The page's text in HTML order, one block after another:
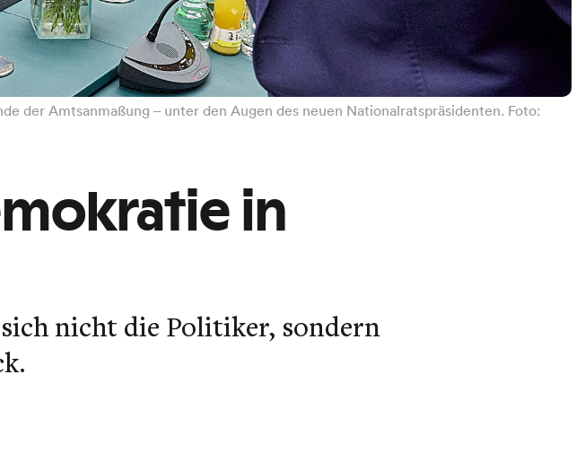
der Amtsanmaßung – unter den Augen des neuen Nationalratspräsidenten. Foto:
in
nicht die Politiker, sondern